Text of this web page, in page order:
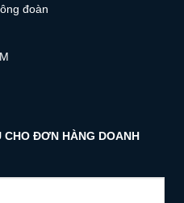
đoàn
ĐƠN HÀNG DOANH